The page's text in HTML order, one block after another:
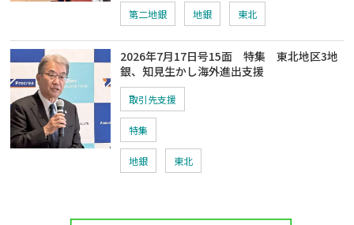
第二地銀 地銀 東北
2026年7月17日号15面 特集 東北地区3地
銀、知見生かし海外進出支援
取引先支援
特集
地銀 東北